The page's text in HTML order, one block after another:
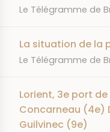
JOURNAL
Le Télégramme de
La situation de la
JOURNAL
Le Télégramme de
Lorient, 3e port
Concarneau (4e)
Guilvinec (9e)